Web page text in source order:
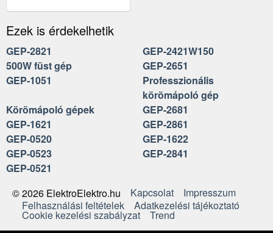
Ezek is érdekelhetik
GEP-2821
GEP-2421W150
500W füst gép
GEP-2651
GEP-1051
Professzionális
körömápoló gép
Körömápoló gépek
GEP-2681
GEP-1621
GEP-2861
GEP-0520
GEP-1622
GEP-0523
GEP-2841
GEP-0521
© 2026 ElektroElektro.hu
Kapcsolat
Impresszum
Felhasználási feltételek
Adatkezelési tájékoztató
Cookie kezelési szabályzat Trend